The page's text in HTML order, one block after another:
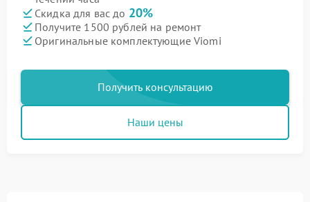
Скидка для вас до 20%
Получите 1500 рублей на ремонт
Оригинальные комплектующие Viomi
Получить консультацию
Наши цены